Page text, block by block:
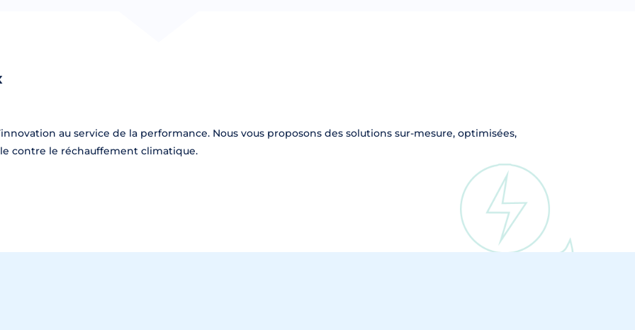
au service de la performance. Nous vous proposons des solutions sur-mesure, optimisées,
contre le réchauffement climatique.